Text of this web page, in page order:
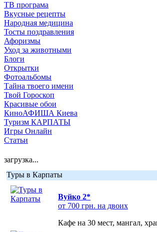
ТВ програма
Вкусные рецепты
Народная медицина
Тосты поздравления
Афоризмы
Уход за животными
Блоги
Открытки
Фотоальбомы
Тайна твоего имени
Твой Гороскоп
Красивые обои
КиноАФИША Киева
Туризм КАРПАТЫ
Игры Онлайн
Статьи
загрузка...
Туры в Карпаты
Вуйко 2*
от 700 грн. на двоих
Кафе на 30 мест, мангал,